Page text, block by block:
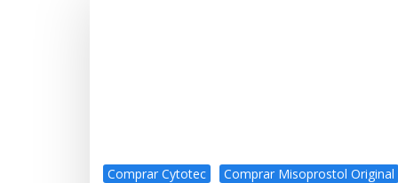
Comprar Cytotec Comprar Misoprostol Original